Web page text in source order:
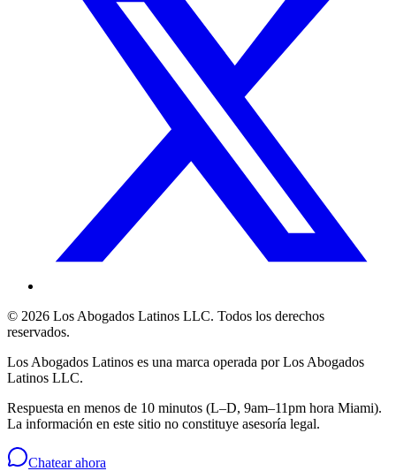
© 2026 Los Abogados Latinos LLC. Todos los derechos
reservados.
Los Abogados Latinos es una marca operada porLos Abogados
Latinos LLC.
Respuesta en menos de 10 minutos (L–D, 9am–11pm hora Miami).
La información en este sitio no constituye asesoría legal.
Chatear ahora